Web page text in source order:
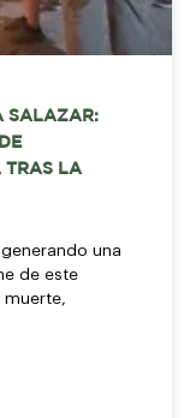
SALAZAR:
TRAS LA
una
de este
muerte,